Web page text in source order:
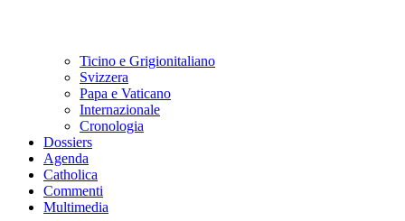
Ticino e Grigionitaliano
Svizzera
Papa e Vaticano
Internazionale
Cronologia
Dossiers
Agenda
Catholica
Commenti
Multimedia